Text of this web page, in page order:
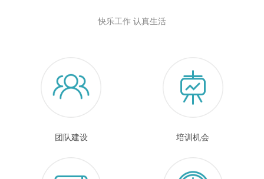
快乐工作 认真生活
团队建设 培训机会